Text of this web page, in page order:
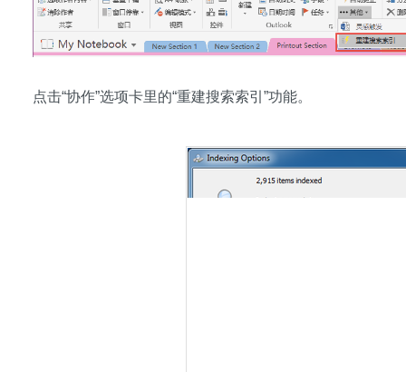
点击“协作”选项卡里的“重建搜索索引”功能。